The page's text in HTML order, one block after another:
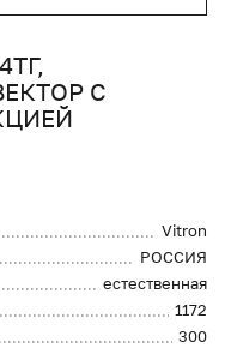
С
Vitron
РОССИЯ
естественная
1172
300